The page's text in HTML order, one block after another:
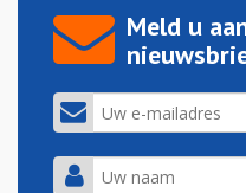
Meld u